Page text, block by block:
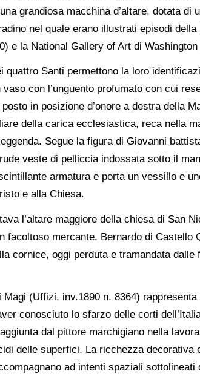
grandiosa macchina d’altare, dotata
nel quale erano illustrati episodi
e la National Gallery of Art di
quattro Santi permettono la loro
con l’unguento profumato con cui
in posizione d’onore a destra della
della carica ecclesiastica, reca nella
Segue la figura di Giovanni
veste di pelliccia indossata sotto il
armatura e porta un vessillo e
e alla Chiesa.
l’altare maggiore della chiesa di San
facoltoso mercante, Bernardo di Castello
cornice, oggi perduta e tramandata
Magi (Uffizi, inv.1890 n. 8364)
conosciuto lo sfarzo delle corti
dal pittore marchigiano nella
delle superfici. La ricchezza
ad intenti spaziali